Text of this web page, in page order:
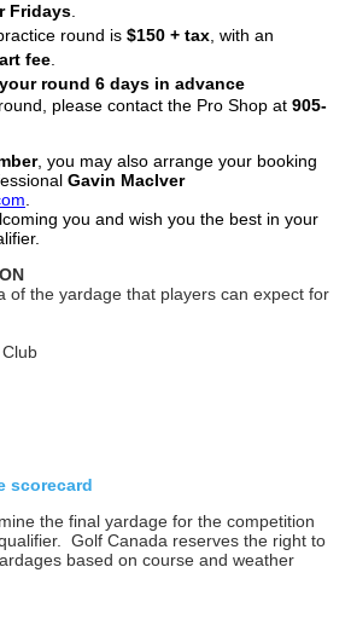
Fridays
round is $150 + tax , with an
fee
round 6 days in advance
please contact the Pro Shop at 905-
, you may also arrange your booking
Gavin MacIver
you and wish you the best in your
of the yardage that players can expect for
scorecard
the final yardage for the competition
Golf Canada reserves the right to
based on course and weather